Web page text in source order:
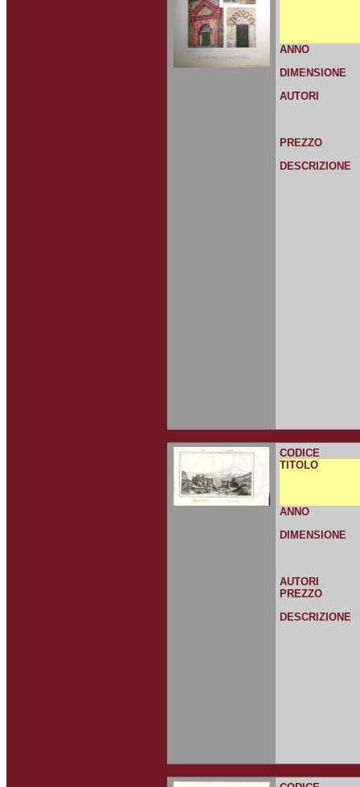
ANNO
DIMENSIONE
AUTORI
PREZZO
DESCRIZIONE
CODICE
TITOLO
ANNO
DIMENSIONE
AUTORI
PREZZO
DESCRIZIONE